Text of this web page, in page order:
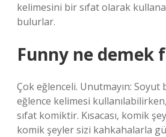
kelimesini bir sıfat olarak
bulurlar.
Funny ne demek
Çok eğlenceli. Unutmayın:
eğlence kelimesi
sıfat komiktir. Kısacası, komik
komik şeyler sizi kahkahalarla